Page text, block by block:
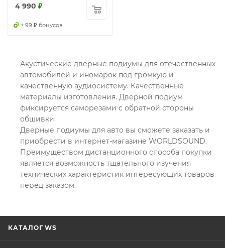
4 990 ₽
+ 99 ₽ бонусов
Акустические дверные подиумы для отечественных
автомобилей и иномарок под громкую и
качественную аудиосистему. Качественные
материалы изготовления. Дверной подиум
фиксируется саморезами с обратной стороны
обшивки.
Дверные подиумы для авто вы сможете заказать и
приобрести в интернет-магазине WORLDSOUND.
Преимуществом дистанционного способа покупки
является возможность тщательного изучения
технических характеристик интересующих товаров
перед заказом.
КАТАЛОГ WS